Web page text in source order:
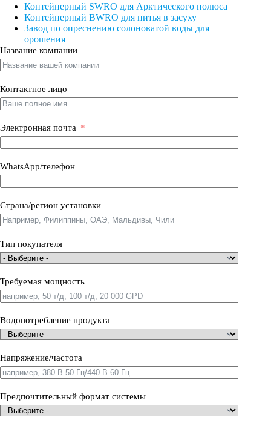
Контейнерный SWRO для Арктического полюса
Контейнерный BWRO для питья в засуху
Завод по опреснению солоноватой воды для
орошения
Название компании
Контактное лицо
Электронная почта
WhatsApp/телефон
Страна/регион установки
Тип покупателя
Требуемая мощность
Водопотребление продукта
Напряжение/частота
Предпочтительный формат системы